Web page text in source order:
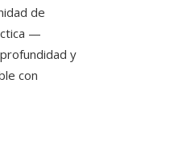
de
—
y
con